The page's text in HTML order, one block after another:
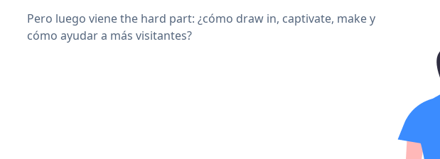
Pero luego viene the hard part: ¿cómo draw in, captivate, make y
cómo ayudar a más visitantes?